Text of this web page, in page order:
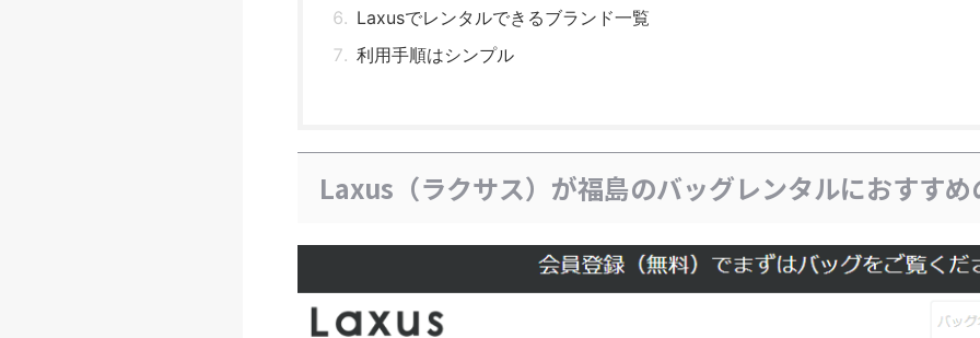
Laxusでレンタルできるブランド一覧
利用手順はシンプル
Laxus（ラクサス）が福島のバッグレンタルにおすすめ